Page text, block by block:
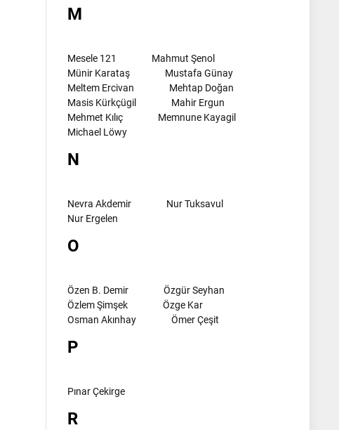
M
Mesele 121
Mahmut Şenol
Münir Karataş
Mustafa Günay
Meltem Ercivan
Mehtap Doğan
Masis Kürkçügil
Mahir Ergun
Mehmet Kılıç
Memnune Kayagil
Michael Löwy
N
Nevra Akdemir
Nur Tuksavul
Nur Ergelen
O
Özen B. Demir
Özgür Seyhan
Özlem Şimşek
Özge Kar
Osman Akınhay
Ömer Çeşit
P
Pınar Çekirge
R